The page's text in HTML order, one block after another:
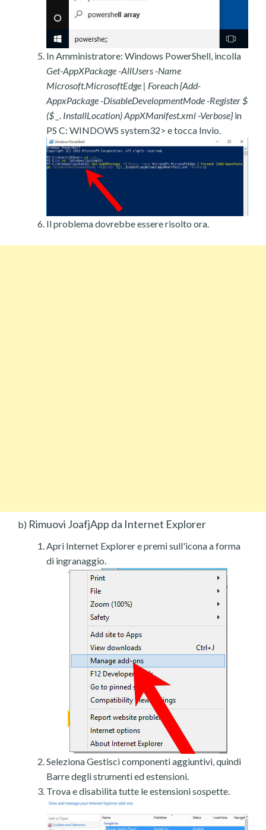
In Amministratore: Windows PowerShell, incolla
Get-AppXPackage -AllUsers -Name
Microsoft.MicrosoftEdge | Foreach {Add-
AppxPackage -DisableDevelopmentMode -Register $
($ _. InstallLocation) AppXManifest.xml -Verbose}in
PS C: WINDOWS system32> e tocca Invio.
Il problema dovrebbe essere risolto ora.
b) Rimuovi JoafjApp da Internet Explorer
Apri Internet Explorer e premi sull'icona a forma
di ingranaggio.
Seleziona Gestisci componenti aggiuntivi, quindi
Barre degli strumenti ed estensioni.
Trova e disabilita tutte le estensioni sospette.